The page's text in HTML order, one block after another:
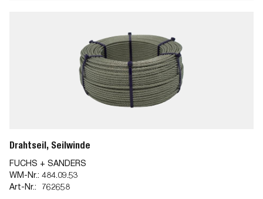
Drahtseil, Seilwinde
FUCHS + SANDERS
WM-Nr.: 484.09.53
Art-Nr.:
762658